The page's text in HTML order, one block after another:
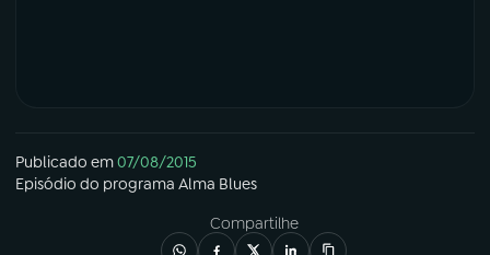
Publicado em07/08/2015
Episódio do programa Alma Blues
Compartilhe